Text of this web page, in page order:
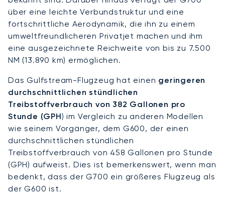
über eine leichte Verbundstruktur und eine
fortschrittliche Aerodynamik, die ihn zu einem
umweltfreundlicheren Privatjet machen und ihm
eine ausgezeichnete Reichweite von bis zu 7.500
NM (13.890 km) ermöglichen.
Das Gulfstream-Flugzeug hat einen geringeren
durchschnittlichen stündlichen
Treibstoffverbrauch von 382 Gallonen pro
Stunde (GPH) im Vergleich zu anderen Modellen
wie seinem Vorgänger, dem G600, der einen
durchschnittlichen stündlichen
Treibstoffverbrauch von 458 Gallonen pro Stunde
(GPH) aufweist. Dies ist bemerkenswert, wenn man
bedenkt, dass der G700 ein größeres Flugzeug als
der G600 ist.